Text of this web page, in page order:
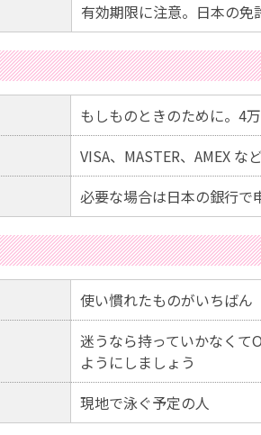
有効期限に注意。日本の免
もしものときのために。4
VISA、MASTER、AMEX な
必要な場合は日本の銀行で
使い慣れたものがいちばん
迷うなら持っていかなくて
ようにしましょう
現地で泳ぐ予定の人